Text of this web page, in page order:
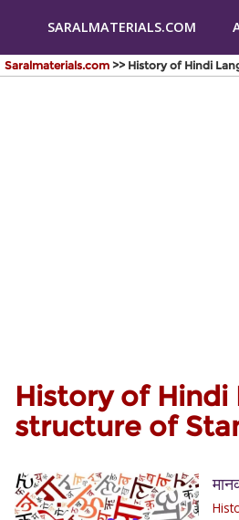
SARALMATERIALS.COM
Saralmaterials.com >> History of Hindi
History of Hindi
structure of